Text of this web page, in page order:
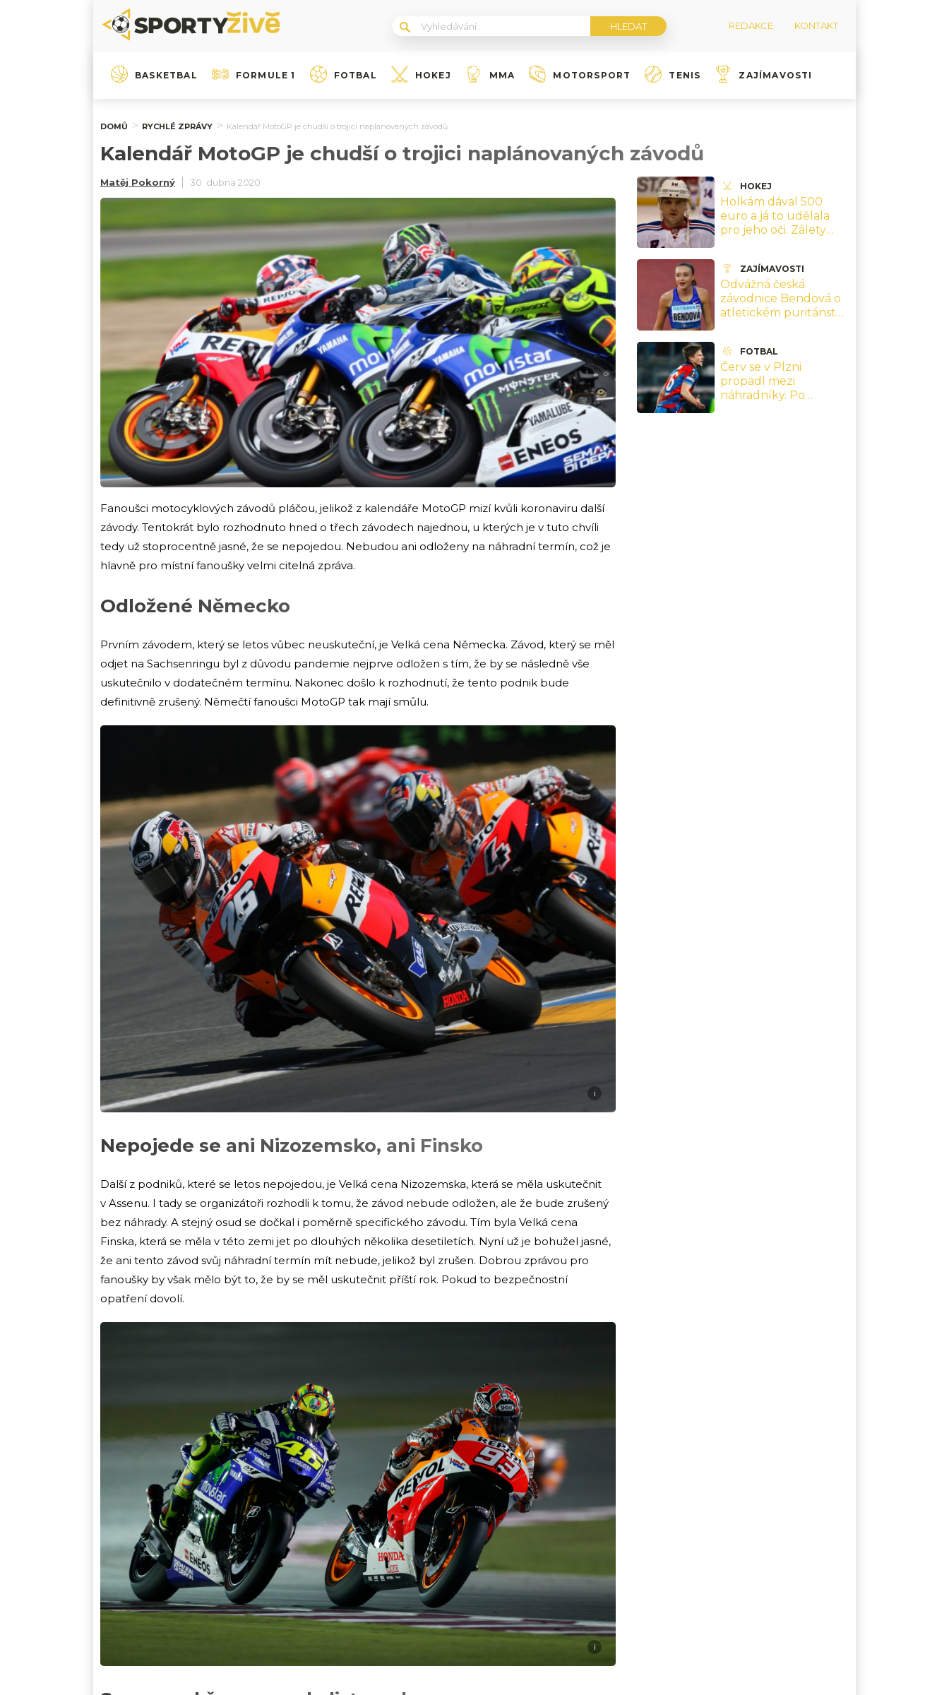
REDAKCE KONTAKT
BASKETBAL FORMULE 1 FOTBAL HOKEJ MMA MOTORSPORT TENIS ZAJÍMAVOSTI
DOMŮ RYCHLÉ ZPRÁVY Kalendář MotoGP je chudší o trojici naplánovaných závodů
Kalendář MotoGP je chudší o trojici naplánovaných závodů
Matěj Pokorný 30. dubna 2020
Fanoušci motocyklových závodů pláčou, jelikož z kalendáře MotoGP mizí kvůli koronaviru další
závody. Tentokrát bylo rozhodnuto hned o třech závodech najednou, u kterých je v tuto chvíli
tedy už stoprocentně jasné, že se nepojedou. Nebudou ani odloženy na náhradní termín, což je
hlavně pro místní fanoušky velmi citelná zpráva.
Odložené Německo
Prvním závodem, který se letos vůbec neuskuteční, je Velká cena Německa. Závod, který se měl
odjet na Sachsenringu byl z důvodu pandemie nejprve odložen s tím, že by se následně vše
uskutečnilo v dodatečném termínu. Nakonec došlo k rozhodnutí, že tento podnik bude
definitivně zrušený. Němečtí fanoušci MotoGP tak mají smůlu.
i
Nepojede se ani Nizozemsko, ani Finsko
Další z podniků, které se letos nepojedou, je Velká cena Nizozemska, která se měla uskutečnit
v Assenu. I tady se organizátoři rozhodli k tomu, že závod nebude odložen, ale že bude zrušený
bez náhrady. A stejný osud se dočkal i poměrně specifického závodu. Tím byla Velká cena
Finska, která se měla v této zemi jet po dlouhých několika desetiletích. Nyní už je bohužel jasné,
že ani tento závod svůj náhradní termín mít nebude, jelikož byl zrušen. Dobrou zprávou pro
fanoušky by však mělo být to, že by se měl uskutečnit příští rok. Pokud to bezpečnostní
opatření dovolí.
i
HOKEJ
Holkám dával 500
euro a já to udělala
pro jeho oči. Zálety
Gáboríka
ZAJÍMAVOSTI
Odvážná česká
závodnice Bendová o
atletickém puritánství:
FOTBAL
Červ se v Plzni
propadl mezi
náhradníky. Po